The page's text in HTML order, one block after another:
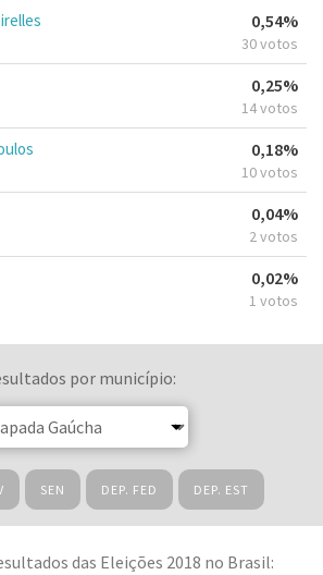
0,54%
30 votos
0,25%
14 votos
0,18%
10 votos
0,04%
2 votos
0,02%
1 votos
por município:
SEN DEP. FED DEP. EST
das Eleições 2018 no Brasil: